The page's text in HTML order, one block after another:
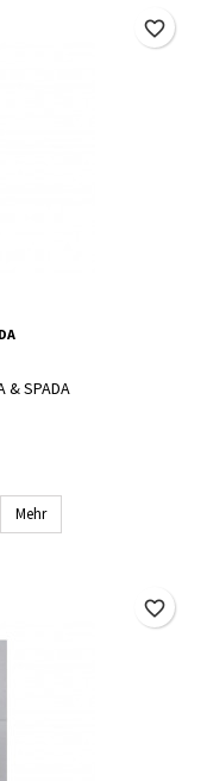
& SPADA
Mehr
favorite_border
favorite_border